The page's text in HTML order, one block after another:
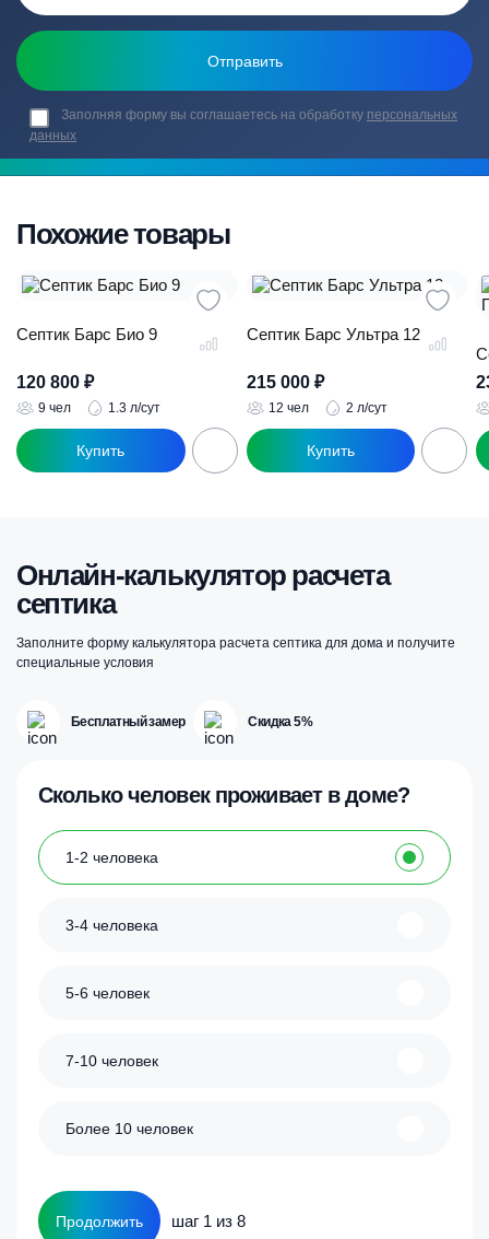
Заполняя форму вы соглашаетесь на обработку персональных
данных
Похожие товары
Септик Барс Био 9
120 800 ₽
9 чел 1.3 л/сут
Септик Барс Ультра 12
215 000 ₽
12 чел 2 л/сут
Онлайн-калькулятор расчета
септика
Заполните форму калькулятора расчета септика для дома и получите
специальные условия
Бесплатный замер Скидка 5%
Сколько человек проживает в доме?
1-2 человека
3-4 человека
5-6 человек
7-10 человек
Более 10 человек
Продолжить шаг 1 из 8